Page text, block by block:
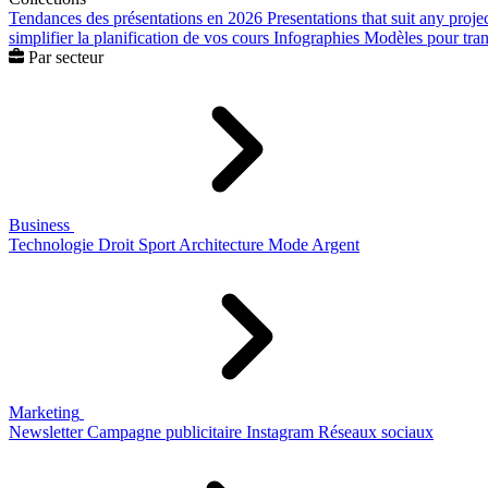
Tendances des présentations en 2026 Presentations that suit any
simplifier la planification de vos cours Infographies Modèles pour
Par secteur
Business
Technologie Droit Sport Architecture Mode Argent
Marketing
Newsletter Campagne publicitaire Instagram Réseaux sociaux